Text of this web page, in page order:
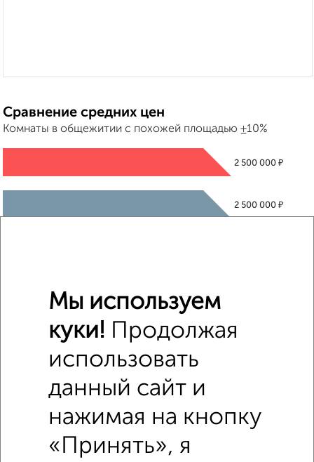
Сравнение средних цен
Комнаты в общежитии с похожей площадью ±10%
2 500 000 ₽
2 500 000 ₽
Это предложение
Средняя цена по городу
Похожие предложения рядом
Комнаты в общежитии недалеко от Восточная 4
Мы используем
куки! Продолжая
использовать
данный сайт и
нажимая на кнопку
«Принять», я